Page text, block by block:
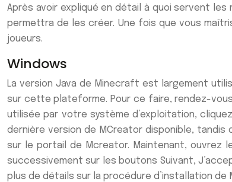
Après avoir expliqué en détail à quoi servent
permettra de les créer. Une fois que vous
joueurs.
Windows
La version Java de Minecraft est largement
sur cette plateforme. Pour ce faire, rendez-
utilisée par votre système d’exploitation,
dernière version de MCreator disponible,
sur le portail de Mcreator. Maintenant, ouvrez
successivement sur les boutons Suivant,
plus de détails sur la procédure d’installation